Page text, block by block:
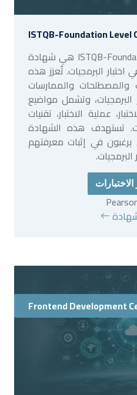
ISTQB-Foundation
شهادة ISTQB-Foundation Level (CTFL) هي شهادة
البرمجيات. تُعزز هذه
والمصطلحات والممارسات
البرمجيات، وتشمل مواضيع
عملية الاختبار، تقنيات
تستهدف هذه الشهادة
يرغبون في إثبات معرفتهم
Frontend Development